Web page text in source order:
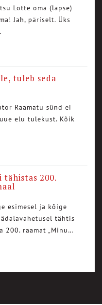
Lotte oma (lapse)
Jah, päriselt. Üks
tuleb seda
Raamatu sünd ei
elu tulekust. Kõik
tähistas 200.
esimesel ja kõige
tähtis
200. raamat „Minu…